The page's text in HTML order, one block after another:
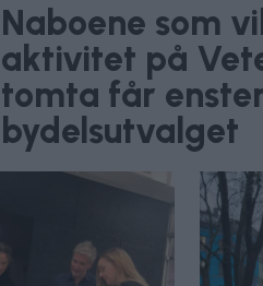
Naboene som
aktivitet på
tomta får
bydelsutvalget